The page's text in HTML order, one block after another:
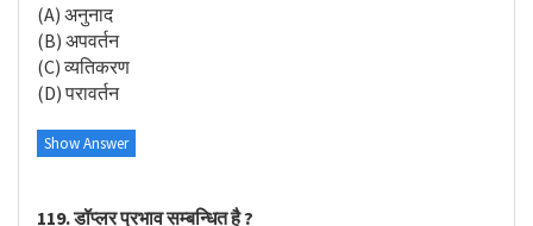
(A) अनुनाद
(B) अपवर्तन
(C) व्यतिकरण
(D) परावर्तन
Show Answer
119. डॉप्लर प्रभाव सम्बन्धित है ?